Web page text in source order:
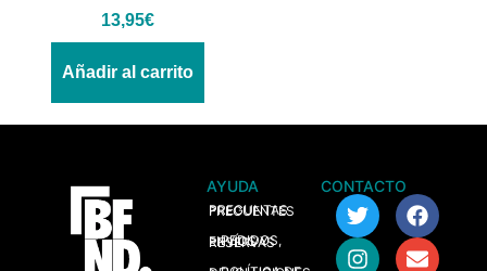
13,95€
Añadir al carrito
AYUDA
> PREGUNTAS FRECUENTES
> PEDIDOS, ENVÍOS Y RESERVAS
CONTACTO